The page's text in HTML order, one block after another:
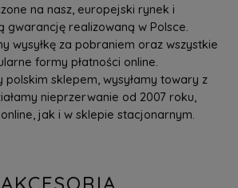
na nasz, europejski rynek i
gwarancję realizowaną w Polsce.
wysyłkę za pobraniem oraz wszystkie
formy płatności online.
polskim sklepem, wysyłamy towary z
nieprzerwanie od 2007 roku,
jak i w sklepie stacjonarnym.